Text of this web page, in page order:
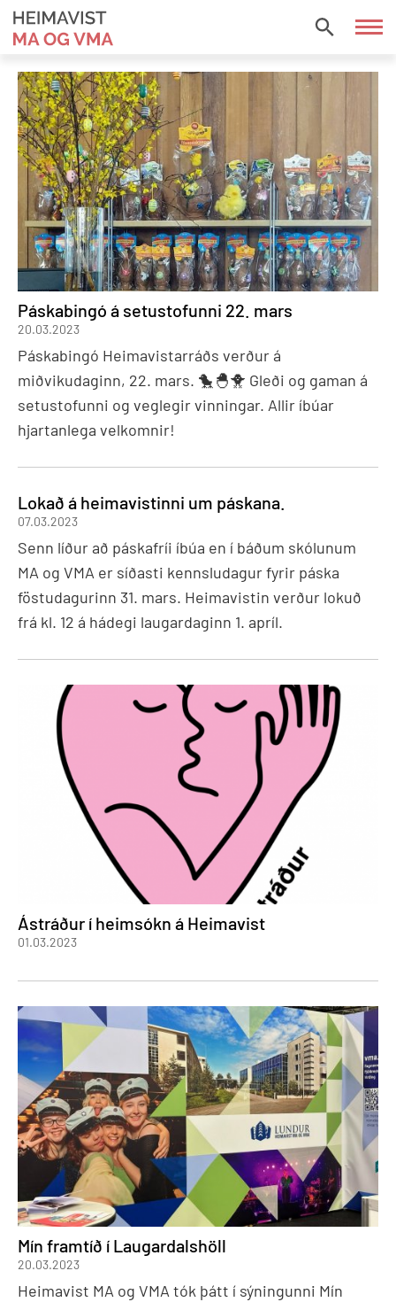
Fara
í
efni
MA
OG
VMA
Páskabingó á setustofunni 22. mars
20.03.2023
Páskabingó Heimavistarráðs verður á
miðvikudaginn, 22. mars. 🐤🐣🐥 Gleði og gaman á
setustofunni og veglegir vinningar. Allir íbúar
hjartanlega velkomnir!
Lokað á heimavistinni um páskana.
07.03.2023
Senn líður að páskafríi íbúa en í báðum skólunum
MA og VMA er síðasti kennsludagur fyrir páska
föstudagurinn 31. mars. Heimavistin verður lokuð
frá kl. 12 á hádegi laugardaginn 1. apríl.
Ástráður í heimsókn á Heimavist
01.03.2023
Mín framtíð í Laugardalshöll
20.03.2023
Heimavist MA og VMA tók þátt í sýningunni Mín